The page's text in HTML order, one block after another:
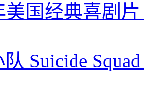
美国经典喜剧
Suicide